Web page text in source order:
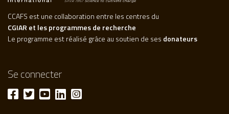
CCAFS est une collaboration entre les centres du
CGIAR et les programmes de recherche
Le programme est réalisé grâce au soutien de ses donateurs
Se connecter